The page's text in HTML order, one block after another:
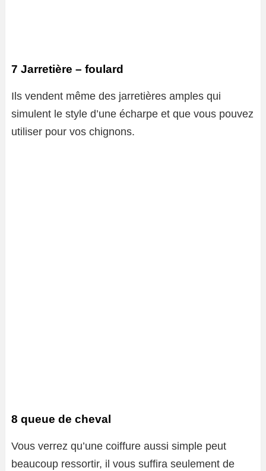
7 Jarretière – foulard
Ils vendent même des jarretières amples qui
simulent le style d’une écharpe et que vous pouvez
utiliser pour vos chignons.
8 queue de cheval
Vous verrez qu’une coiffure aussi simple peut
beaucoup ressortir, il vous suffira seulement de